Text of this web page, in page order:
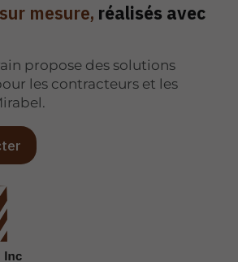
mesure, réalisés avec
propose des solutions
les contracteurs et les